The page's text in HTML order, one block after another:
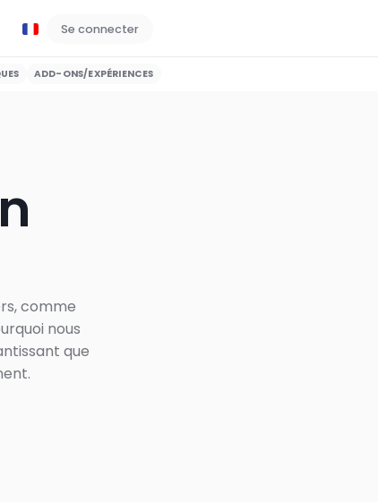
Se connecter
ADD-ONS/EXPÉRIENCES
comme
nous
que